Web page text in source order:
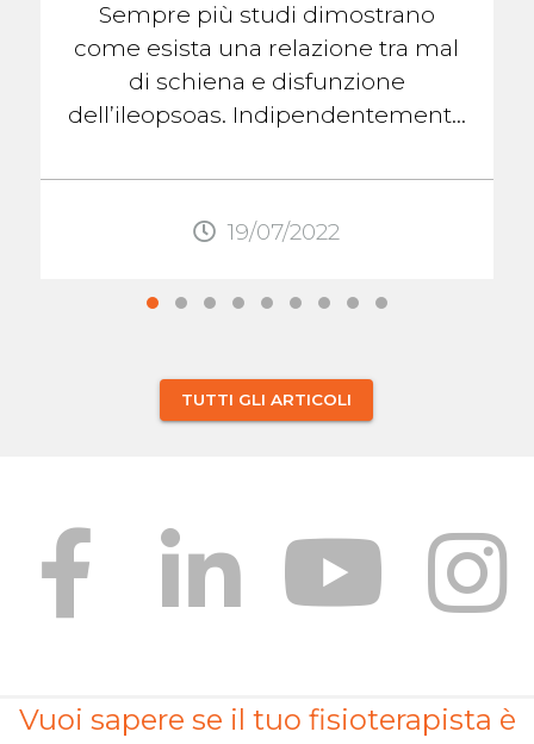
Sempre più studi dimostrano
come esista una relazione tra mal
di schiena e disfunzione
dell’ileopsoas. Indipendentemente
lombare, in ...
19/07/2022
TUTTI GLI ARTICOLI
Vuoi sapere se il tuo fisioterapista è